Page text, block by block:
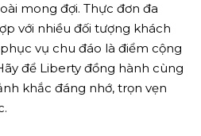
mong đợi. Thực đơn đa
với nhiều đối tượng khách
vụ chu đáo là điểm cộng
để Liberty đồng hành cùng
khắc đáng nhớ, trọn vẹn